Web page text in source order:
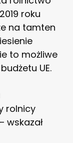
roku
na tamten
to możliwe
UE.
rolnicy
wskazał